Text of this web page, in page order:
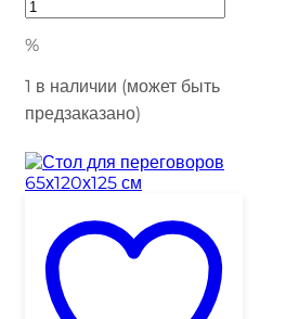
%
1 в наличии (может быть
предзаказано)